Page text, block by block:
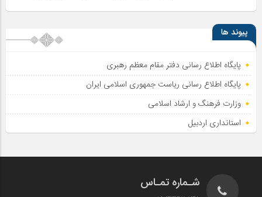
پیوند ها
پایگاه اطلاع رسانی دفتر مقام معظم رهبری
پایگاه اطلاع‌ رسانی ریاست‌ جمهوری اسلامی ایران
وزارت فرهنگ و ارشاد اسلامی
استانداری اردبیل
شـماره تمـاس